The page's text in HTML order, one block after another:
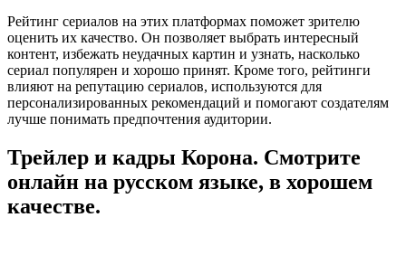
Рейтинг сериалов на этих платформах поможет зрителю
оценить их качество. Он позволяет выбрать интересный
контент, избежать неудачных картин и узнать, насколько
сериал популярен и хорошо принят. Кроме того, рейтинги
влияют на репутацию сериалов, используются для
персонализированных рекомендаций и помогают создателям
лучше понимать предпочтения аудитории.
Трейлер и кадры Корона. Смотрите
онлайн на русском языке, в хорошем
качестве.